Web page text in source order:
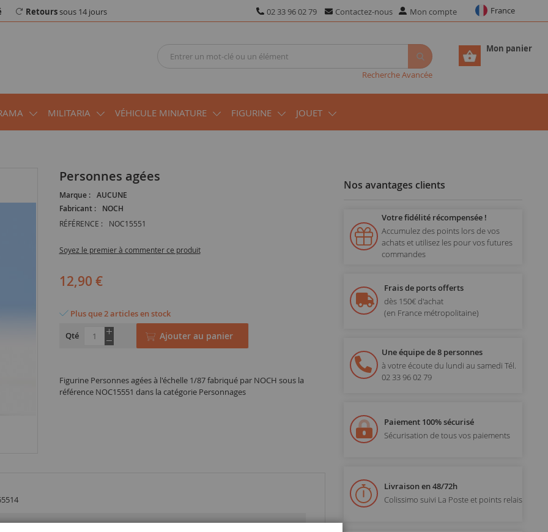
Retourssous 14 jours 02 33 96 02 79 Contactez-nous Mon compte France
Mon panier
Recherche Avancée
MILITARIA VÉHICULE MINIATURE FIGURINE JOUET
Personnes agées
Marque :
AUCUNE
Fabricant :
NOCH
RÉFÉRENCE : NOC15551
Soyez le premier à commenter ce produit
12,90 €
Plus que 2 articles en stock
Qté
Ajouter au panier
Figurine Personnes agées à l'échelle 1/87 fabriqué par NOCH sous la
référence NOC15551 dans la catégorie Personnages
Nos avantages clients
Votre fidélité récompensée !
Accumulez des points lors de vos
achats et utilisez les pour vos futures
commandes
Frais de ports offerts
dès 150€ d'achat
(en France métropolitaine)
Une équipe de 8 personnes
à votre écoute du lundi au samedi Tél.
02 33 96 02 79
Paiement 100% sécurisé
Sécurisation de tous vos paiements
Livraison en 48/72h
Colissimo suivi La Poste et points relais